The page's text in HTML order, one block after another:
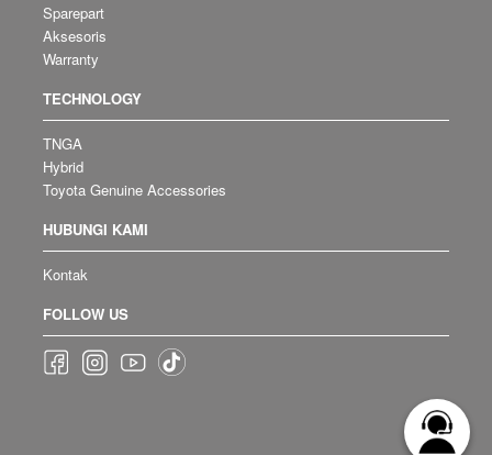
Sparepart
Aksesoris
Warranty
TECHNOLOGY
TNGA
Hybrid
Toyota Genuine Accessories
HUBUNGI KAMI
Kontak
FOLLOW US